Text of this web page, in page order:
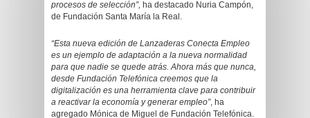
procesos de selección”, ha destacado Nuria Campón,
de Fundación Santa María la Real.
“Esta nueva edición de Lanzaderas Conecta Empleo
es un ejemplo de adaptación a la nueva normalidad
para que nadie se quede atrás. Ahora más que nunca,
desde Fundación Telefónica creemos que la
digitalización es una herramienta clave para contribuir
a reactivar la economía y generar empleo”, ha
agregado Mónica de Miguel de Fundación Telefónica.